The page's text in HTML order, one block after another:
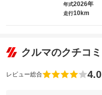
年式2026年
走行10km
クルマのクチコミ
レビュー総合 4.0